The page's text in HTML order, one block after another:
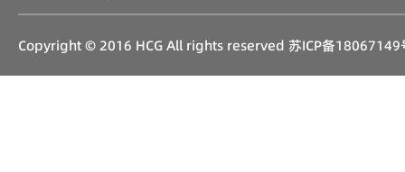
Copyright © 2016 HCG All rights reserved 苏ICP备